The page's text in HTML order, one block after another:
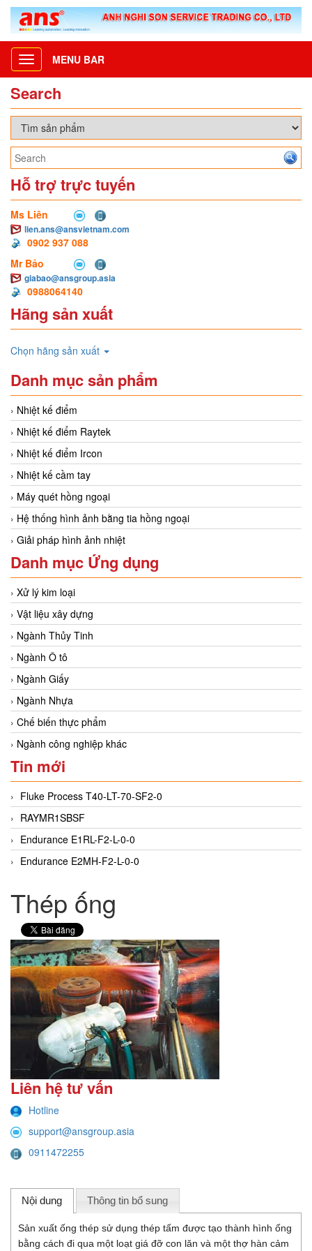
Toggle
navigation
MENU BAR
Search
Hỗ trợ trực tuyến
Ms Liên
lien.ans@ansvietnam.com
0902 937 088
Mr Bảo
giabao@ansgroup.asia
0988064140
Hãng sản xuất
Chọn hãng sản xuất
Danh mục sản phẩm
Nhiệt kế điểm
Nhiệt kế điểm Raytek
Nhiệt kế điểm Ircon
Nhiệt kế cầm tay
Máy quét hồng ngoại
Hệ thống hình ảnh bằng tia hồng ngoại
Giải pháp hình ảnh nhiệt
Danh mục Ứng dụng
Xử lý kim loại
Vật liệu xây dựng
Ngành Thủy Tinh
Ngành Ô tô
Ngành Giấy
Ngành Nhựa
Chế biến thực phẩm
Ngành công nghiệp khác
Tin mới
Fluke Process T40-LT-70-SF2-0
RAYMR1SBSF
Endurance E1RL-F2-L-0-0
Endurance E2MH-F2-L-0-0
Thép ống
Liên hệ tư vấn
Hotline
support@ansgroup.asia
0911472255
Nội dung Thông tin bổ sung
Sản xuất ống thép sử dụng thép tấm được tạo thành hình ống
bằng cách đi qua một loạt giá đỡ con lăn và một thợ hàn cảm